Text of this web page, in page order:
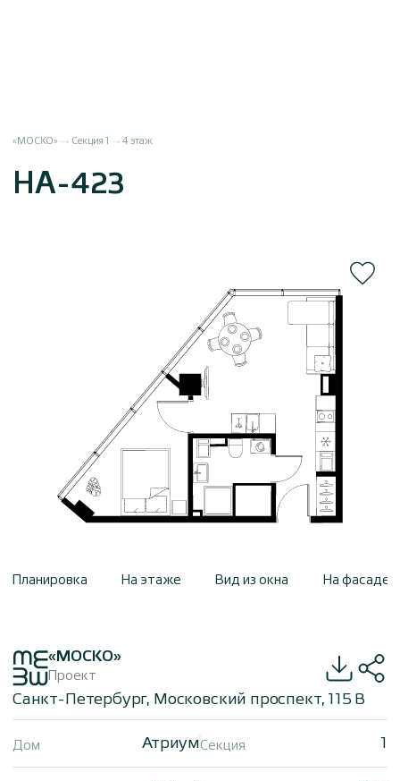
«МОСКО» Секция 1 4 этаж
НА-423
Планировка На этаже Вид из окна На фасаде
«МОСКО»
Проект
Санкт-Петербург, Московский проспект, 115 В
Атриум
Дом 1
Секция